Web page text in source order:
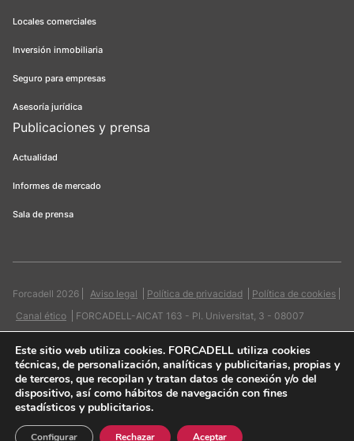
Locales comerciales
Inversión inmobiliaria
Seguro para empresas
Asesoría jurídica
Publicaciones y prensa
Actualidad
Informes de mercado
Sala de prensa
Forcadell 2026 Aviso legal Política de privacidad
Política de cookies
Canal ético
FORCADELL-AICAT 163 - Pl. Universitat, 3 - 08007
Quiero contactar
Este sitio web utiliza cookies. FORCADELL utiliza cookies
técnicas, de personalización, analíticas y publicitarias, propias y
de terceros, que recopilan y tratan datos de conexión y/o del
dispositivo, así como hábitos de navegación con fines
estadísticos y publicitarios.
Aceptar
Rechazar
Configurar